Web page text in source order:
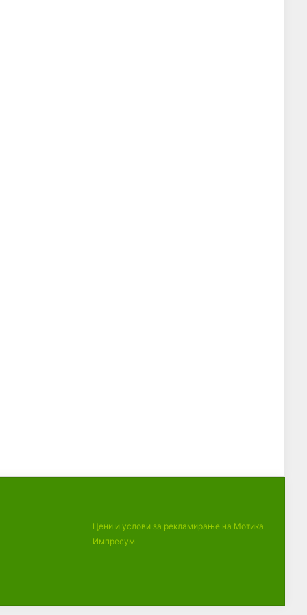
Цени и услови за рекламирање на Мотика
Импресум